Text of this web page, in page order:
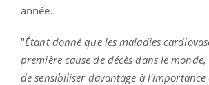
année.
"Étant donné que les maladies
première cause de décès dans le monde,
de sensibiliser davantage à